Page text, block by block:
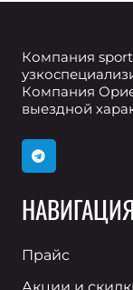
Компания
Компания
выездной
Прайс